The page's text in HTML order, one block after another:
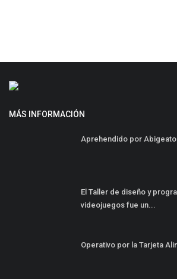
MÁS INFORMACIÓN
Aprehendido por Abigeato
El Taller de diseño y
videojuegos fue un...
Operativo por la Tarjeta